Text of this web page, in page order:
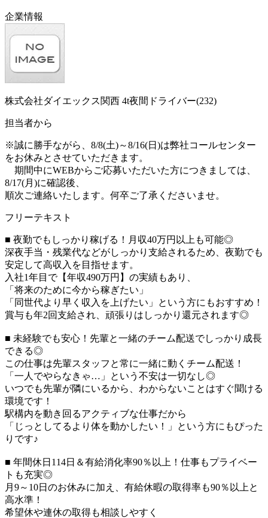
企業情報
株式会社ダイエックス関西 4t夜間ドライバー(232)
担当者から
※誠に勝手ながら、8/8(土)～8/16(日)は弊社コールセンター
をお休みとさせていただきます。
期間中にWEBからご応募いただいた方につきましては、
8/17(月)に確認後、
順次ご連絡いたします。何卒ご了承くださいませ。
フリーテキスト
■ 夜勤でもしっかり稼げる！月収40万円以上も可能◎
深夜手当・残業代などがしっかり支給されるため、夜勤でも
安定して高収入を目指せます。
入社1年目で【年収490万円】の実績もあり、
「将来のために今から稼ぎたい」
「同世代より早く収入を上げたい」という方にもおすすめ！
賞与も年2回支給され、頑張りはしっかり還元されます◎
■ 未経験でも安心！先輩と一緒のチーム配送でしっかり成長
できる◎
この仕事は先輩スタッフと常に一緒に動くチーム配送！
「一人でやらなきゃ…」という不安は一切なし◎
いつでも先輩が隣にいるから、わからないことはすぐ聞ける
環境です！
駅構内を動き回るアクティブな仕事だから
「じっとしてるより体を動かしたい！」という方にもぴった
りです♪
■ 年間休日114日＆有給消化率90％以上！仕事もプライベー
トも充実◎
月9～10日のお休みに加え、有給休暇の取得率も90％以上と
高水準！
希望休や連休の取得も相談しやすく